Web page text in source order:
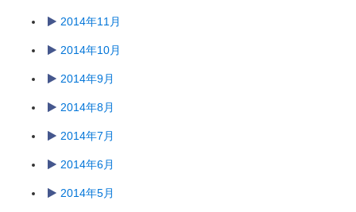
2014年11月
2014年10月
2014年9月
2014年8月
2014年7月
2014年6月
2014年5月